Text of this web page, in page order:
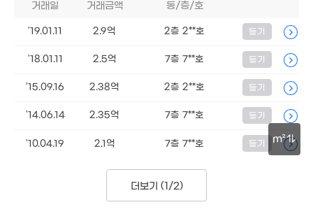
1.6억
66m² 220m²
m²
거래일 거래금액 동/층/호
'19.01.11 2.9억 2층 2**호 등기
'18.01.11 2.5억 7층 7**호 등기
'15.09.16 2.38억 2층 2**호 등기
'14.06.14 2.35억 7층 7**호 등기
'10.04.19 2.1억 7층 7**호 등기
더보기 (1/2)